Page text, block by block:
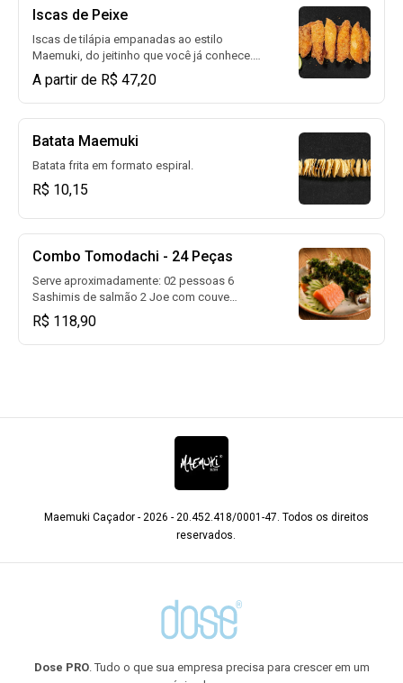
Iscas de Peixe
Iscas de tilápia empanadas ao estilo
Maemuki, do jeitinho que você já conhece.
Perfeitas para finger food, elas são finas,
compridas e empanadas com farinha
panko, garantindo uma textura sequinha e
crocante.
A partir de R$ 47,20
Batata Maemuki
Batata frita em formato espiral.
R$ 10,15
Combo Tomodachi - 24 Peças
Serve aproximadamente: 02 pessoas 6
Sashimis de salmão 2 Joe com couve
crocante 8 Uramaki Black 8 Hot Black.
R$ 118,90
Maemuki Caçador - 2026 - 20.452.418/0001-47. Todos os direitos
reservados.
Dose PRO. Tudo o que sua empresa precisa para crescer em um